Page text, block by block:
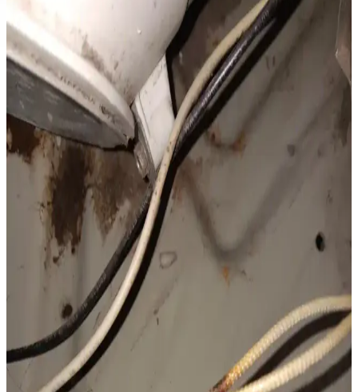
Microsoft Depolama Alanı %80 Doldu Uyarısı:
Neden Yanlış Gönderiliyor ve Ne Anlama Geliyor
Microsoft'un depolama alanı %80 doldu uyarıları, birçok kullanıcı
tarafından yanlış ve yanıltıcı bulunuyor. Bu bildirimlerin teknik
olarak gerçek olduğu ancak sistem hatalarından kaynaklandığı
düşünülüyor.
Miami'de Otonom ve Drone Fırlatan Yeni Polis
Aracının Teknolojik ve Toplumsal Boyutları
Miami polis teşkilatı, otonom sürüş ve drone fırlatma özellikli yeni
aracını tanıttı. Teknolojik avantajlar kadar etik ve güvenlik endişeleri
de gündemde.
Ses Tabanlı Yangın Söndürme Sistemi: Suya
Alternatif İnfrasound Teknolojisi
Kaliforniya'da geliştirilen ses tabanlı yangın söndürme sistemi,
infrasound dalgalarıyla oksijeni azaltarak yangını bastırıyor. Su
hasarını önleyen bu teknoloji, elektronik alanlarda güvenli kullanım
sunuyor.
Whirlpool WFG320M0BS Gazlı Fırın Kapısı Tamiri
ve Değişim Süreci Detayları